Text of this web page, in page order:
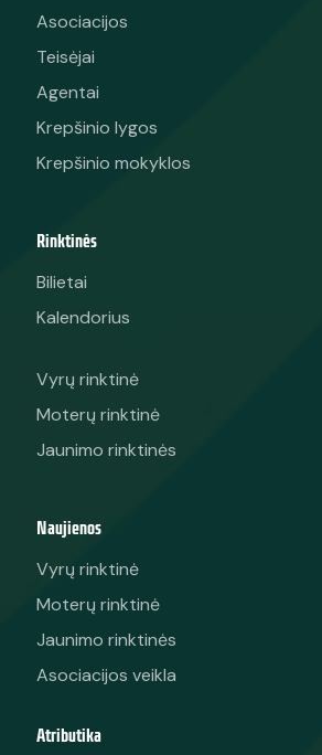
Asociacijos
Teisėjai
Agentai
Krepšinio lygos
Krepšinio mokyklos
Rinktinės
Bilietai
Kalendorius
Vyrų rinktinė
Moterų rinktinė
Jaunimo rinktinės
Naujienos
Vyrų rinktinė
Moterų rinktinė
Jaunimo rinktinės
Asociacijos veikla
Atributika